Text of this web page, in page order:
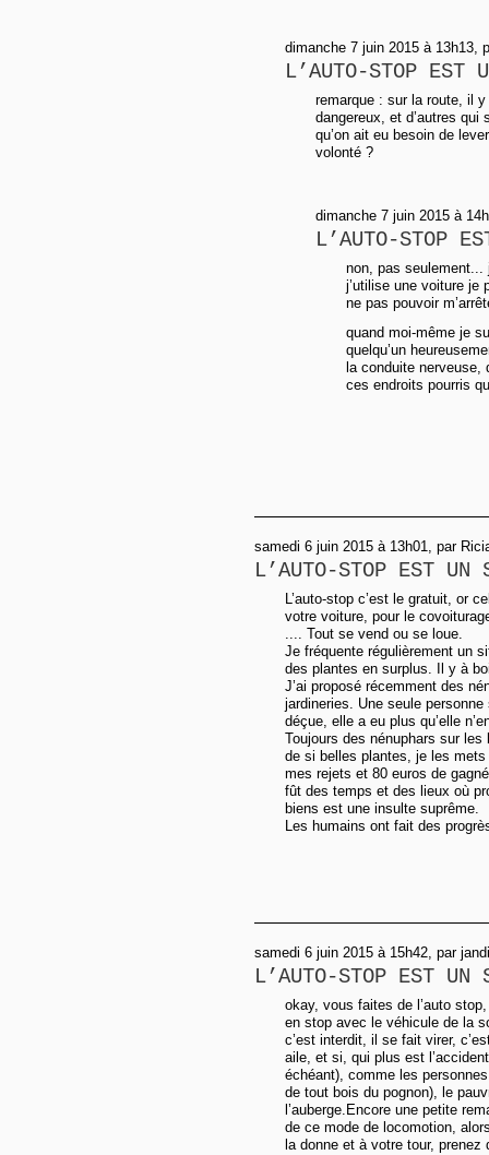
dimanche 7 juin 2015 à 13h13,
L’AUTO-STOP EST
remarque : sur la route, il
dangereux, et d’autres qui
qu’on ait eu besoin de
volonté ?
dimanche 7 juin 2015 à
L’AUTO-STOP
non, pas seulement...
j’utilise une voiture je
ne pas pouvoir
quand moi-même je
quelqu’un
la conduite nerveuse,
ces endroits pourris
samedi 6 juin 2015 à 13h01, par
L’AUTO-STOP EST UN
L’auto-stop c’est le gratuit, or
votre voiture, pour le
.... Tout se vend ou se loue.
Je fréquente régulièrement un
des plantes en surplus. Il y à
J’ai proposé récemment des
jardineries. Une seule personne
déçue, elle a eu plus qu’elle
Toujours des nénuphars sur
de si belles plantes, je les
mes rejets et 80 euros de
fût des temps et des lieux où
biens est une insulte suprême.
Les humains ont fait des
samedi 6 juin 2015 à 15h42, par
L’AUTO-STOP EST UN
okay, vous faites de l’auto
en stop avec le véhicule de la
c’est interdit, il se fait virer,
aile, et si, qui plus est
échéant), comme les
de tout bois du pognon), le
l’auberge.Encore une petite
de ce mode de locomotion,
la donne et à votre tour,